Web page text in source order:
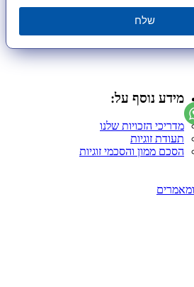
שלח
מידע נוסף על:
מדריכי הזכויות שלנו
תעודת זוגיות
הסכם ממון והסכמי זוגיות